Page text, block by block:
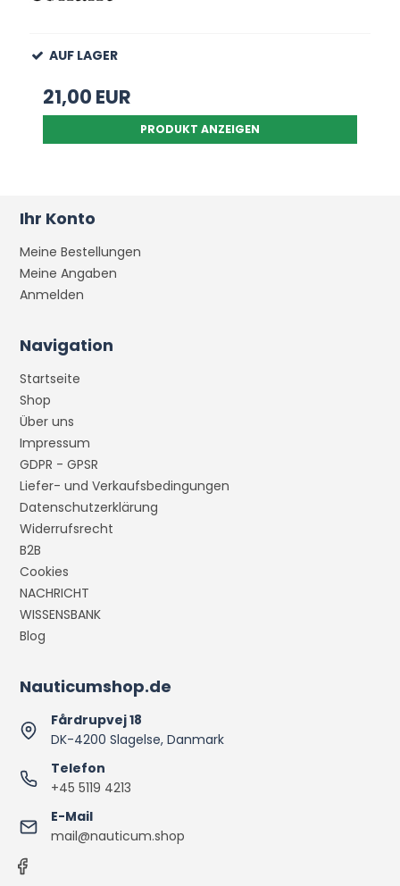
AUF LAGER
21,00 EUR
PRODUKT ANZEIGEN
Ihr Konto
Meine Bestellungen
Meine Angaben
Anmelden
Navigation
Startseite
Shop
Über uns
Impressum
GDPR - GPSR
Liefer- und Verkaufsbedingungen
Datenschutzerklärung
Widerrufsrecht
B2B
Cookies
NACHRICHT
WISSENSBANK
Blog
Nauticumshop.de
Fårdrupvej 18
DK-4200 Slagelse, Danmark
Telefon
+45 5119 4213
E-Mail
mail@nauticum.shop